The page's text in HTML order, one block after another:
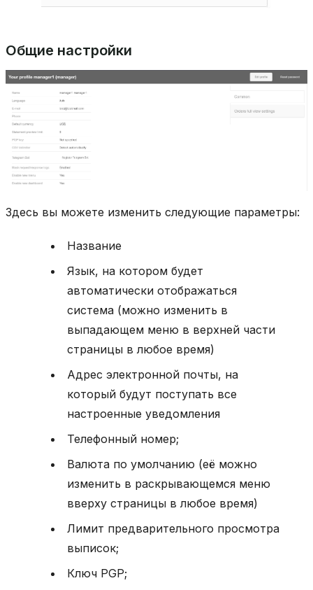
Общие настройки
Здесь вы можете изменить следующие параметры:
Название
Язык, на котором будет
автоматически отображаться
система (можно изменить в
выпадающем меню в верхней части
страницы в любое время)
Адрес электронной почты, на
который будут поступать все
настроенные уведомления
Телефонный номер;
Валюта по умолчанию (её можно
изменить в раскрывающемся меню
вверху страницы в любое время)
Лимит предварительного просмотра
выписок;
Ключ PGP;